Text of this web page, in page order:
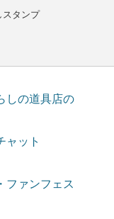
スタンプ
しの道具店の
ャット
ファンフェス